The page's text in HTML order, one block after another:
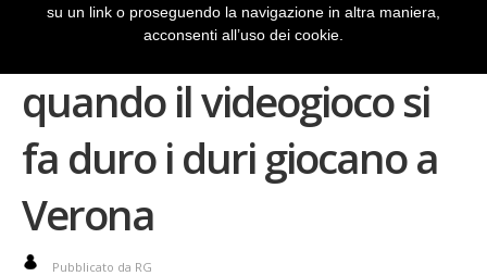
Global Game Jam:
quando il videogioco si
fa duro i duri giocano a
Verona
Pubblicato da RG
su un link o proseguendo la navigazione in altra maniera,
acconsenti all’uso dei cookie.